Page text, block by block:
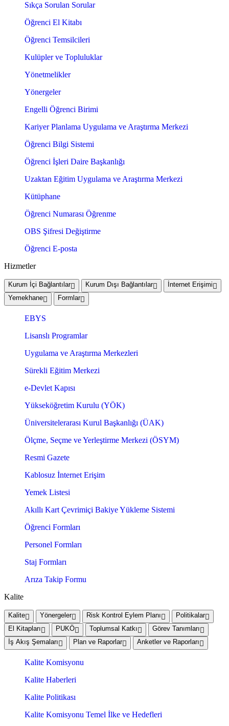
Sıkça Sorulan Sorular
Öğrenci El Kitabı
Öğrenci Temsilcileri
Kulüpler ve Topluluklar
Yönetmelikler
Yönergeler
Engelli Öğrenci Birimi
Kariyer Planlama Uygulama ve Araştırma Merkezi
Öğrenci Bilgi Sistemi
Öğrenci İşleri Daire Başkanlığı
Uzaktan Eğitim Uygulama ve Araştırma Merkezi
Kütüphane
Öğrenci Numarası Öğrenme
OBS Şifresi Değiştirme
Öğrenci E-posta
Hizmetler
Kurum İçi Bağlantılar Kurum Dışı Bağlantılar
İnternet Erişimi
Yemekhane
Formlar
EBYS
Lisanslı Programlar
Uygulama ve Araştırma Merkezleri
Sürekli Eğitim Merkezi
e-Devlet Kapısı
Yükseköğretim Kurulu (YÖK)
Üniversitelerarası Kurul Başkanlığı (ÜAK)
Ölçme, Seçme ve Yerleştirme Merkezi (ÖSYM)
Resmi Gazete
Kablosuz İnternet Erişim
Yemek Listesi
Akıllı Kart Çevrimiçi Bakiye Yükleme Sistemi
Öğrenci Formları
Personel Formları
Staj Formları
Arıza Takip Formu
Kalite
Kalite Yönergeler Risk Kontrol Eylem Planı
Politikalar
El Kitapları
PUKÖ Toplumsal Katkı
Görev Tanımları
İş Akış Şemaları
Plan ve Raporlar Anketler ve Raporları
Kalite Komisyonu
Kalite Haberleri
Kalite Politikası
Kalite Komisyonu Temel İlke ve Hedefleri